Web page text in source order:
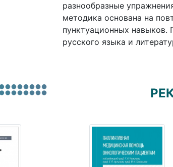
разнообразные
методика основана на
пунктуационных навыков.
русского языка и